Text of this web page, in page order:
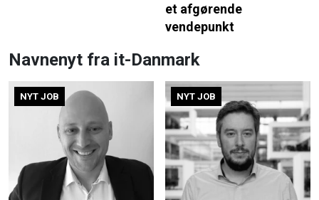
et afgørende
vendepunkt
Navnenyt fra it-Danmark
NYT JOB NYT JOB